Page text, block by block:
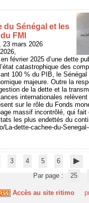
du Sénégal et les
FMI
23 mars 2026
février 2025 d’une dette
catastrophique des
100 % du PIB, le
majeure. Outre la
de la dette et la
internationales
sur le rôle du Fonds
massif incontrôlé, qui fait
les plus endettés du
La-dette-cachee-du-
3 4 5 6
Par page :
25
Accès au site ritimo